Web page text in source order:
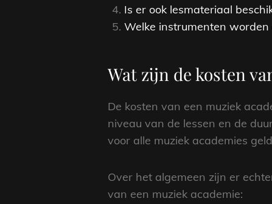
Is er ook lesmateriaal
Welke instrumenten worden
Wat zijn de kosten
De kosten van een muziek
niveau van de lessen en de
voor alle muziek academies
Over het algemeen zijn er
van een muziek academie: